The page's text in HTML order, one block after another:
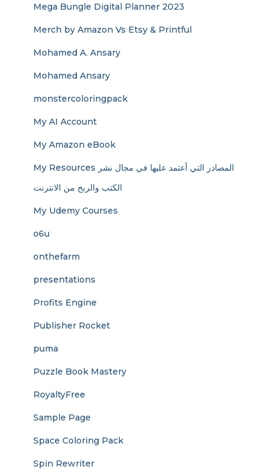
Mega Bungle Digital Planner 2023
Merch by Amazon Vs Etsy & Printful
Mohamed A. Ansary
Mohamed Ansary
monstercoloringpack
My AI Account
My Amazon eBook
My Resources المصادر التي أعتمد عليها في مجال نشر
الكتب والربح من الانترنت
My Udemy Courses
o6u
onthefarm
presentations
Profits Engine
Publisher Rocket
puma
Puzzle Book Mastery
RoyaltyFree
Sample Page
Space Coloring Pack
Spin Rewriter